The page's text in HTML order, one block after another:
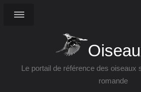
Le portail de référence des
romande